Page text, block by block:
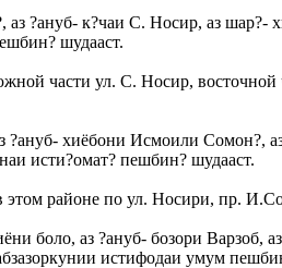
?ануб- к?чаи С. Носир, аз шар?-
шудааст.
части ул. С. Носир, восточной
хиёбони Исмоили Сомон?,
исти?омат? пешбин? шудааст.
этом районе по ул. Носири, пр.
боло, аз ?ануб- бозори Варзоб,
истифодаи умум